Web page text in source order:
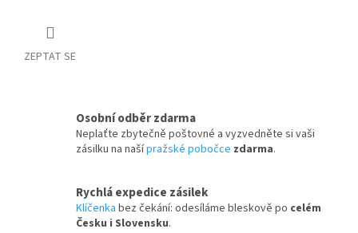
ZEPTAT SE
Osobní odběr zdarma
Neplaťte zbytečně poštovné a vyzvedněte si vaši
zásilku na našípražské pobočce zdarma.
Rychlá expedice zásilek
Klíčenka bez čekání: odesíláme bleskově po celém
Česku i Slovensku.